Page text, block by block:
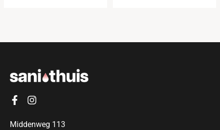
Middenweg 113